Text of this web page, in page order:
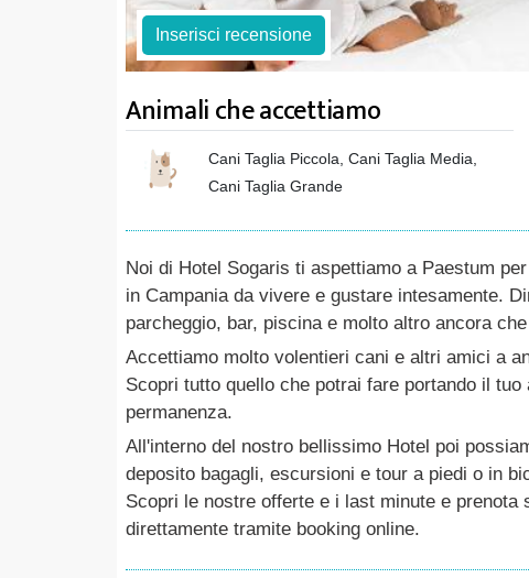
Inserisci recensione
Animali che accettiamo
Cani Taglia Piccola, Cani Taglia Media,
Cani Taglia Grande
Noi di Hotel Sogaris ti aspettiamo a Paestum
in Campania da vivere e gustare intesamente.
parcheggio, bar, piscina e molto altro ancora
Accettiamo molto volentieri cani e altri amici a
Scopri tutto quello che potrai fare portando il
permanenza.
All'interno del nostro bellissimo Hotel poi
deposito bagagli, escursioni e tour a piedi o in
Scopri le nostre offerte e i last minute e
direttamente tramite booking online.